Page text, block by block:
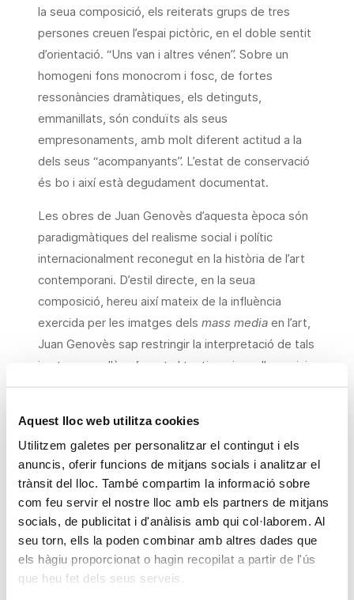
Aquest lloc web utilitza cookies
Utilitzem galetes per personalitzar el contingut i els
anuncis, oferir funcions de mitjans socials i analitzar el
trànsit del lloc. També compartim la informació sobre
com feu servir el nostre lloc amb els partners de mitjans
socials, de publicitat i d'anàlisis amb qui col·laborem. Al
seu torn, ells la poden combinar amb altres dades que
els hàgiu proporcionat o hagin recopilat a partir de l'ús
que heu fet dels seus serveis.
la seua composició, els reiterats grups de tres
persones creuen l’espai pictòric, en el doble sentit
d’orientació. “Uns van i altres vénen”. Sobre un
homogeni fons monocrom i fosc, de fortes
ressonàncies dramàtiques, els detinguts,
emmanillats, són conduïts als seus
empresonaments, amb molt diferent actitud a la
dels seus “acompanyants”. L’estat de conservació
és bo i així està degudament documentat.
Les obres de Juan Genovès d’aquesta època són
paradigmàtiques del realisme social i polític
internacionalment reconegut en la història de l’art
contemporani. D’estil directe, en la seua
composició, hereu així mateix de la influència
exercida per les imatges dels mass media en l’art,
Juan Genovès sap restringir la interpretació de tals
imatges en allò referent al testimoni que l’exercici
referència visual obligada de la nostra transició,
després de ser, també, espill narratiu de la vida
ciutadana davall el franquisme d’aquelles dècades.
Estil de caracteritzat impacte realista, a cavall de
les imatges pròpies de documentals
cinematogràfics, de sèries fotogràfiques o
reportatges de revistes, les obres de Genovès
beuen de la vida diària, en la immediatesa formal i